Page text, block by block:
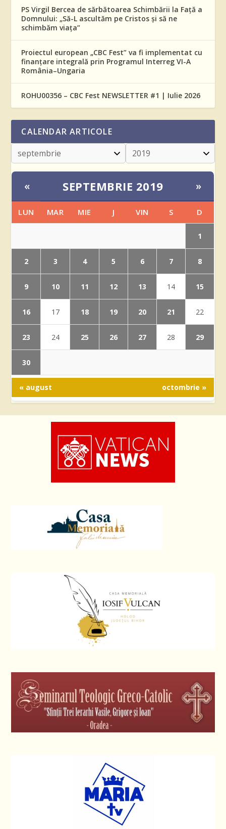
PS Virgil Bercea de sărbătoarea Schimbării la Față a
Domnului: „Să-L ascultăm pe Cristos și să ne
schimbăm viața”
Proiectul european „CBC Fest” va fi implementat cu
finanțare integrală prin Programul Interreg VI-A
România–Ungaria
ROHU00356 – CBC Fest NEWSLETTER #1 | Iulie 2026
CALENDAR ARTICOLE
« SEPTEMBRIE 2019 »
LUN MAR MIE J VIN S D
1
2 3 4 5 6 7 8
9 10 11 12 13 14 15
16 17 18 19 20 21 22
23 24 25 26 27 28 29
30
« august octombrie »